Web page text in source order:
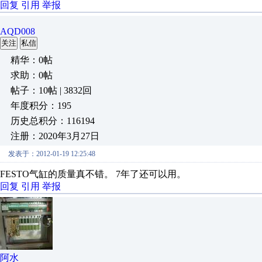
回复 引用 举报
AQD008
关注 私信
精华：0帖
求助：0帖
帖子：10帖 | 3832回
年度积分：195
历史总积分：116194
注册：2020年3月27日
发表于：2012-01-19 12:25:48
FESTO气缸的质量真不错。 7年了还可以用。
回复 引用 举报
阿水